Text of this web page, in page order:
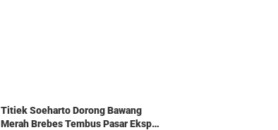
Titiek Soeharto Dorong Bawang
Merah Brebes Tembus Pasar Ekspor,